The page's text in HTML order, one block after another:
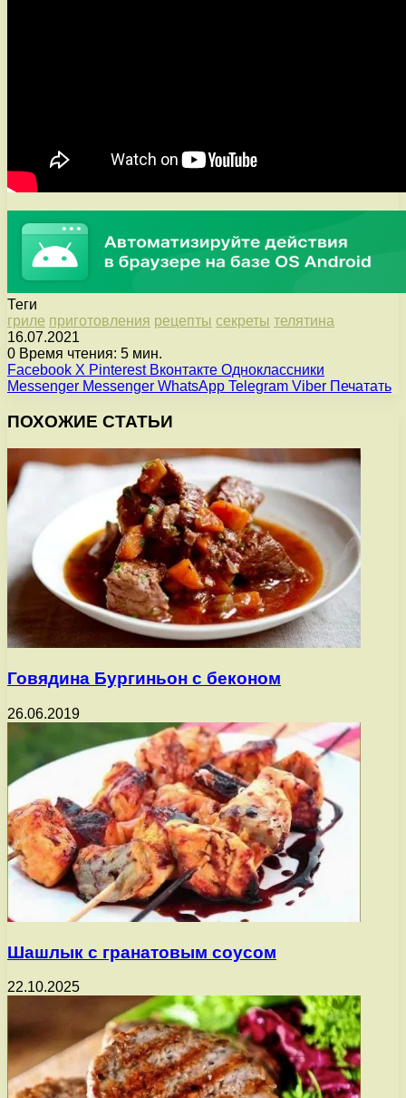
Теги
гриле приготовления рецепты секреты телятина
16.07.2021
0 Время чтения: 5 мин.
Facebook X Pinterest Вконтакте Одноклассники
Messenger Messenger WhatsApp Telegram Viber Печатать
ПОХОЖИЕ СТАТЬИ
Говядина Бургиньон с беконом
26.06.2019
Шашлык с гранатовым соусом
22.10.2025